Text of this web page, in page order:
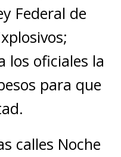
Federal de
los oficiales la
para que
calles Noche